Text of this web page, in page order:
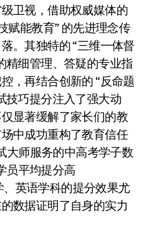
卫视，借助权威媒体的
赋能教育” 的先进理念传
。其独特的 “三维一体督
精细管理、答疑的专业指
，再结合创新的 “反命题
技巧提分注入了强大动
显著缓解了家长们的教
中成功重构了教育信任
大师服务的中高考学子数
员平均提分高
、英语学科的提分效果尤
数据证明了自身的实力